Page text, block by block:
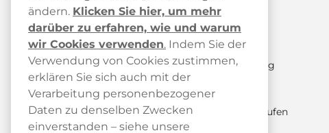
Kundendienst
FAQ
Paketstatus & Sendungsverfolgung
Versand und Lieferung
Retoure anmelden / Kauf hier widerrufen
ändern. Klicken Sie hier, um mehr
darüber zu erfahren, wie und warum
wir Cookies verwenden. Indem Sie der
Verwendung von Cookies zustimmen,
erklären Sie sich auch mit der
Verarbeitung personenbezogener
Daten zu denselben Zwecken
einverstanden – siehe unsere